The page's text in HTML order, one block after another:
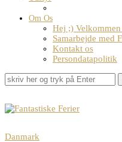
Om Os
Hej ;)
Samarbejde med
Kontakt os
Persondatapolitik
Danmark